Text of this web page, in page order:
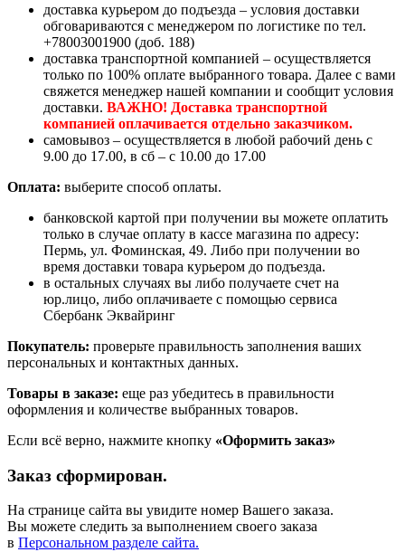
доставка курьером до подъезда – условия доставки
обговариваются с менеджером по логистике по тел.
+78003001900 (доб. 188)
доставка транспортной компанией – осуществляется
только по 100% оплате выбранного товара. Далее с вами
свяжется менеджер нашей компании и сообщит условия
доставки. ВАЖНО! Доставка транспортной
компанией оплачивается отдельно заказчиком.
самовывоз – осуществляется в любой рабочий день с
9.00 до 17.00, в сб – с 10.00 до 17.00
Оплата: выберите способ оплаты.
банковской картой при получении вы можете оплатить
только в случае оплату в кассе магазина по адресу:
Пермь, ул. Фоминская, 49. Либо при получении во
время доставки товара курьером до подъезда.
в остальных случаях вы либо получаете счет на
юр.лицо, либо оплачиваете с помощью сервиса
Сбербанк Эквайринг
Покупатель: проверьте правильность заполнения ваших
персональных и контактных данных.
Товары в заказе: еще раз убедитесь в правильности
оформления и количестве выбранных товаров.
Если всё верно, нажмите кнопку «Оформить заказ»
Заказ сформирован.
На странице сайта вы увидите номер Вашего заказа.
Вы можете следить за выполнением своего заказа
в Персональном разделе сайта.